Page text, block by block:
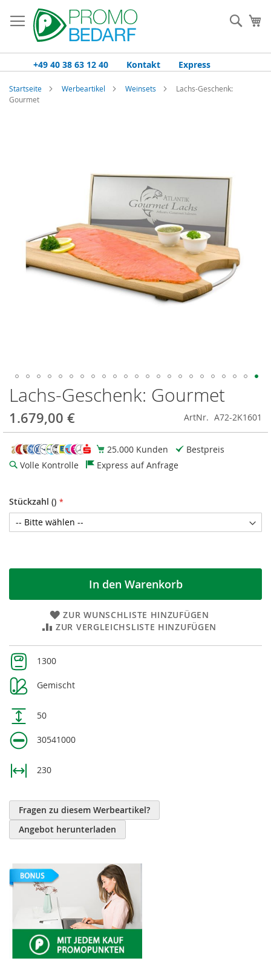
Inhalt
springen
+49 40 38 63 12 40 Kontakt Express
Startseite Werbeartikel Weinsets
Lachs-Geschenk:
Gourmet
Lachs-Geschenk: Gourmet
1.679,00 € ArtNr. A72-2K1601
25.000 Kunden
Bestpreis
Volle Kontrolle
Express auf Anfrage
Stückzahl ()
In den Warenkorb
ZUR WUNSCHLISTE HINZUFÜGEN
ZUR VERGLEICHSLISTE HINZUFÜGEN
Weitere
Informationen
1300
Gemischt
50
30541000
230
Fragen zu diesem Werbeartikel?
Angebot herunterladen
Zum
Anfang
der
Bildgalerie